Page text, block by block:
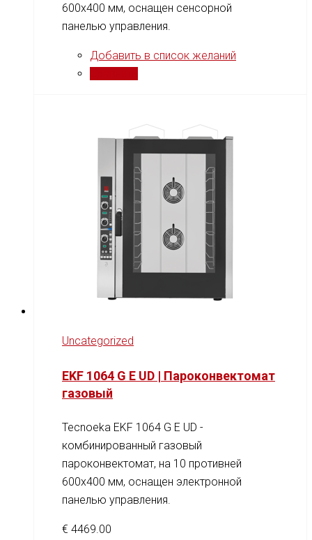
600x400 мм, оснащен сенсорной
панелью управления.
Добавить в список желаний
Uncategorized
EKF 1064 G E UD | Пароконвектомат
газовый
Tecnoeka EKF 1064 G E UD -
комбинированный газовый
пароконвектомат, на 10 противней
600x400 мм, оснащен электронной
панелью управления.
€ 4469.00